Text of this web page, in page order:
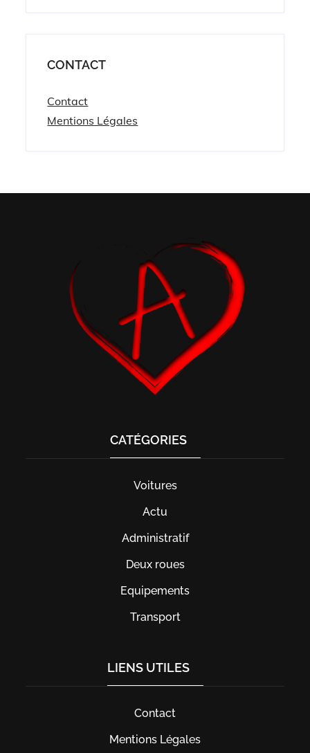
CONTACT
Contact
Mentions Légales
CATÉGORIES
Voitures
Actu
Administratif
Deux roues
Equipements
Transport
LIENS UTILES
Contact
Mentions Légales